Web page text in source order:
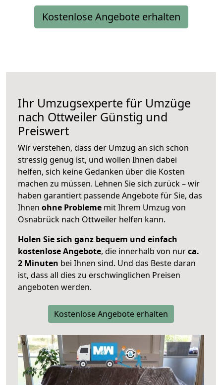
Kostenlose Angebote erhalten
Ihr Umzugsexperte für Umzüge
nach Ottweiler Günstig und
Preiswert
Wir verstehen, dass der Umzug an sich schon
stressig genug ist, und wollen Ihnen dabei
helfen, sich keine Gedanken über die Kosten
machen zu müssen. Lehnen Sie sich zurück – wir
haben garantiert passende Angebote für Sie, das
Ihnen ohne Probleme mit Ihrem Umzug von
Osnabrück nach Ottweiler helfen kann.
Holen Sie sich ganz bequem und einfach
kostenlose Angebote, die innerhalb von nurca.
2 Minuten bei Ihnen sind. Und das Beste daran
ist, dass all dies zu erschwinglichen Preisen
angeboten werden.
Kostenlose Angebote erhalten